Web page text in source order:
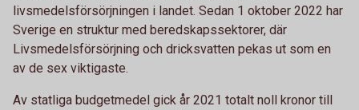
livsmedelsförsörjningen i landet. Sedan 1 oktober 2022 har
Sverige en struktur med beredskapssektorer, där
Livsmedelsförsörjning och dricksvatten pekas ut som en
av de sex viktigaste.
Av statliga budgetmedel gick år 2021 totalt noll kronor till